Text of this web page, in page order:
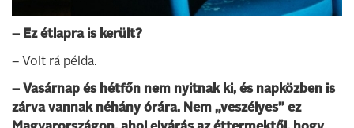
– Ez étlapra is került?
– Volt rá példa.
– Vasárnap és hétfőn nem nyitnak ki, és napközben is
zárva vannak néhány órára. Nem „veszélyes” ez